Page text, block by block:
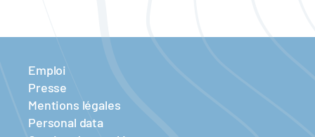
Emploi
Presse
Mentions légales
Personal data